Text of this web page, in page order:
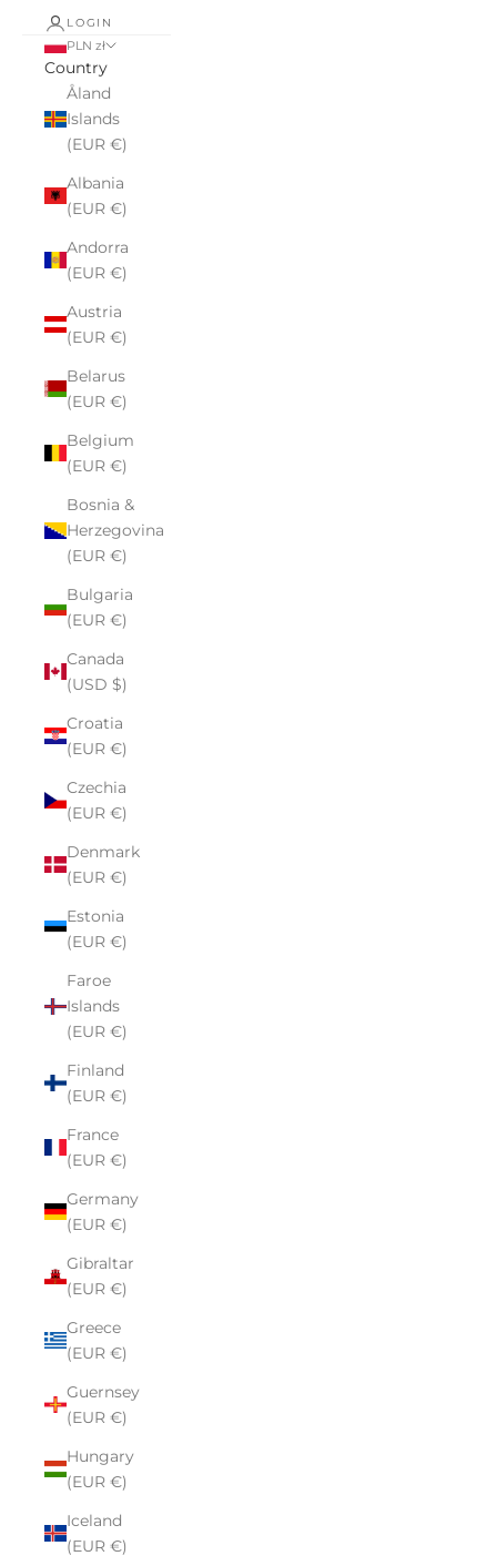
LOGIN
PLN zł
Country
Åland
Islands
(EUR €)
Albania
(EUR €)
Andorra
(EUR €)
Austria
(EUR €)
Belarus
(EUR €)
Belgium
(EUR €)
Bosnia &
Herzegovina
(EUR €)
Bulgaria
(EUR €)
Canada
(USD $)
Croatia
(EUR €)
Czechia
(EUR €)
Denmark
(EUR €)
Estonia
(EUR €)
Faroe
Islands
(EUR €)
Finland
(EUR €)
France
(EUR €)
Germany
(EUR €)
Gibraltar
(EUR €)
Greece
(EUR €)
Guernsey
(EUR €)
Hungary
(EUR €)
Iceland
(EUR €)